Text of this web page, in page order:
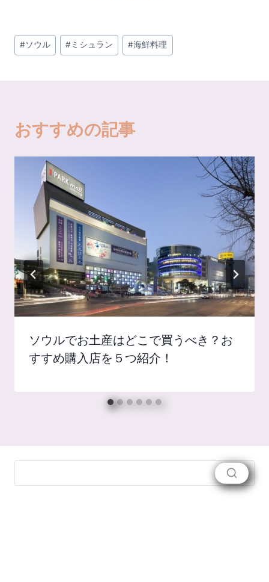
投
稿
#ソウル #ミシュラン #海鮮料理
おすすめの記事
ソウルでお土産はどこで買うべき？お
すすめ購入店を５つ紹介！